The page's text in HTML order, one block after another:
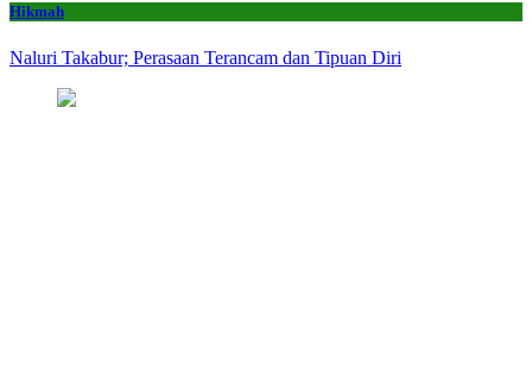
Hikmah
Naluri Takabur; Perasaan Terancam dan Tipuan Diri